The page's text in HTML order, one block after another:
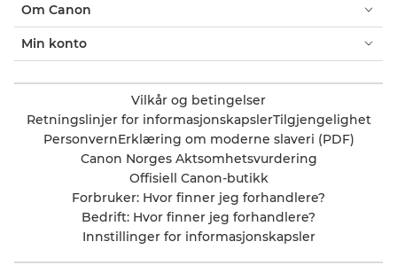
Om Canon
Min konto
Vilkår og betingelser
Retningslinjer for informasjonskapslerTilgjengelighet
PersonvernErklæring om moderne slaveri (PDF)
Canon Norges Aktsomhetsvurdering
Offisiell Canon-butikk
Forbruker: Hvor finner jeg forhandlere?
Bedrift: Hvor finner jeg forhandlere?
Innstillinger for informasjonskapsler